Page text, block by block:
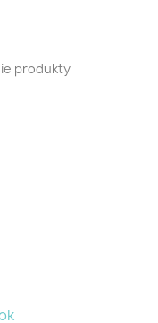
produkty